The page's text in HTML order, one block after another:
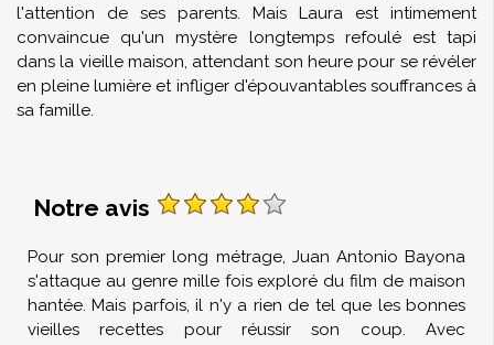
l'attention de ses parents. Mais Laura est intimement
convaincue qu'un mystère longtemps refoulé est tapi
dans la vieille maison, attendant son heure pour se révéler
en pleine lumière et infliger d'épouvantables souffrances à
sa famille.
Notre avis
Pour son premier long métrage, Juan Antonio Bayona
s'attaque au genre mille fois exploré du film de maison
hantée. Mais parfois, il n'y a rien de tel que les bonnes
vieilles recettes pour réussir son coup. Avec